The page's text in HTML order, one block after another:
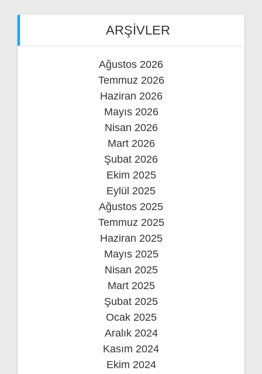
ARŞIVLER
Ağustos 2026
Temmuz 2026
Haziran 2026
Mayıs 2026
Nisan 2026
Mart 2026
Şubat 2026
Ekim 2025
Eylül 2025
Ağustos 2025
Temmuz 2025
Haziran 2025
Mayıs 2025
Nisan 2025
Mart 2025
Şubat 2025
Ocak 2025
Aralık 2024
Kasım 2024
Ekim 2024